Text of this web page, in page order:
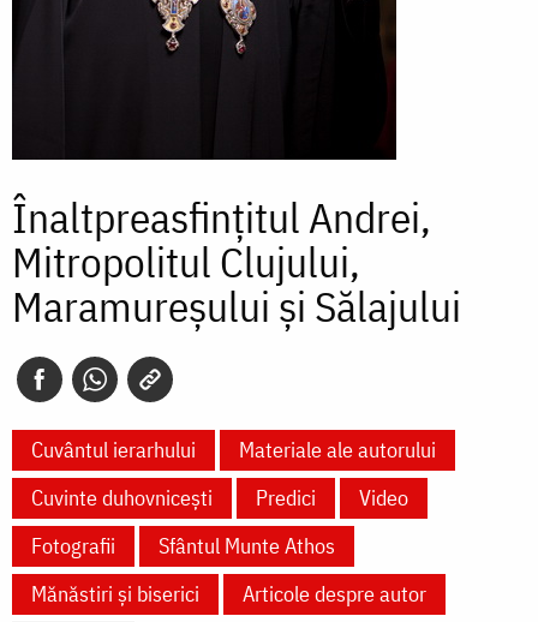
Înaltpreasfințitul Andrei,
Mitropolitul Clujului,
Maramureșului și Sălajului
Cuvântul ierarhului
Materiale ale autorului
Cuvinte duhovnicești
Predici
Video
Fotografii
Sfântul Munte Athos
Mănăstiri și biserici
Articole despre autor